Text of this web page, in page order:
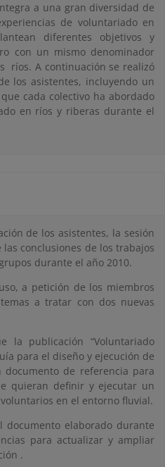
a una gran diversidad de
de voluntariado en
diferentes objetivos y
con un mismo denominador
ríos. A continuación se realizó
los asistentes, incluyendo un
cada colectivo ha abordado
en ríos y riberas durante el
de los asistentes, la sesión
conclusiones de los trabajos
durante el año 2010.
a petición de los miembros
a tratar con dos nuevas
la publicación “Voluntariado
para el diseño y ejecución de
documento de referencia para
quieran definir y ejecutar un
en el entorno fluvial.
documento elaborado durante
para actualizar y ampliar
.